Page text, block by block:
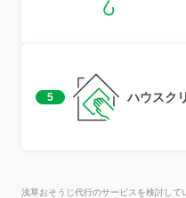
5 ハウスク
浅草おそうじ代行のサービスを検討して